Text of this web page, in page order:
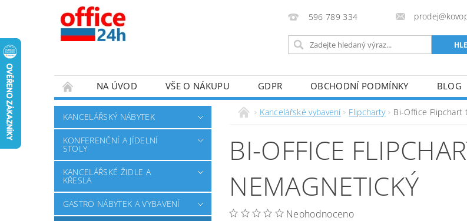
596 789 334
NA ÚVOD VŠE O NÁKUPU GDPR OBCHODNÍ PODMÍNKY BLOG
KANCELÁŘSKÝ NÁBYTEK
KONFERENČNÍ A JÍDELNÍ
STOLY
KANCELÁŘSKÉ ŽIDLE A
KŘESLA
GASTRO NÁBYTEK A VYBAVENÍ
Kancelářské vybavení Flipcharty Bi-Office Flipchart
BI-OFFICE
NEMAGNETICKÝ
Neohodnoceno